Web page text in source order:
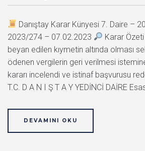
Danıştay Karar Künyesi 7. Daire –
2023/274 – 07.02.2023
Karar
beyan edilen kıymetin altında olması
ödenen vergilerin geri verilmesi
kararı incelendi ve istinaf başvurusu
T.C. D A N I Ş T A Y YEDİNCİ DAİRE
DEVAMINI OKU